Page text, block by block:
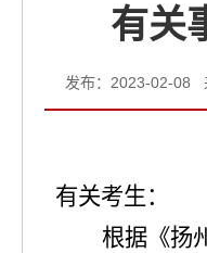
有关
发布：2023-02-08
有关考生：
根据《扬